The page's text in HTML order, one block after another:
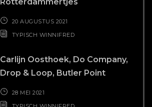
Rotterdammertjes
20 AUGUSTUS 2021
TYPISCH WINNIFRED
Carlijn Oosthoek, Do Company,
Drop & Loop, Butler Point
28 MEI 2021